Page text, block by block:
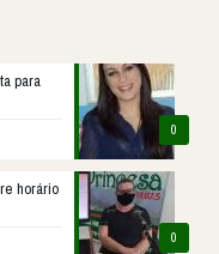
0
para
0
horário